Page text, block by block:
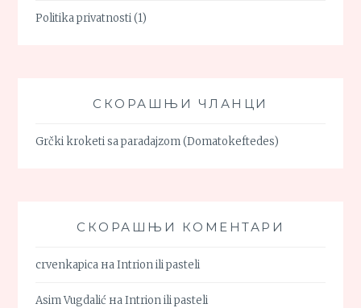
Politika privatnosti(1)
СКОРАШЊИ ЧЛАНЦИ
Grčki kroketi sa paradajzom (Domatokeftedes)
СКОРАШЊИ КОМЕНТАРИ
crvenkapica наIntrion ili pasteli
Asim Vugdalić наIntrion ili pasteli